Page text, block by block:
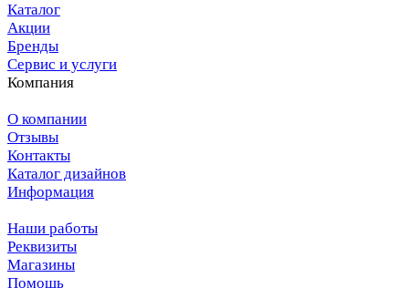
Каталог
Акции
Бренды
Сервис и услуги
Компания
О компании
Отзывы
Контакты
Каталог дизайнов
Информация
Наши работы
Реквизиты
Магазины
Помощь